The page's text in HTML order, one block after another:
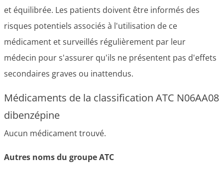
et équilibrée. Les patients doivent être informés des
risques potentiels associés à l'utilisation de ce
médicament et surveillés régulièrement par leur
médecin pour s'assurer qu'ils ne présentent pas d'effets
secondaires graves ou inattendus.
Médicaments de la classification ATC N06AA08
dibenzépine
Aucun médicament trouvé.
Autres noms du groupe ATC